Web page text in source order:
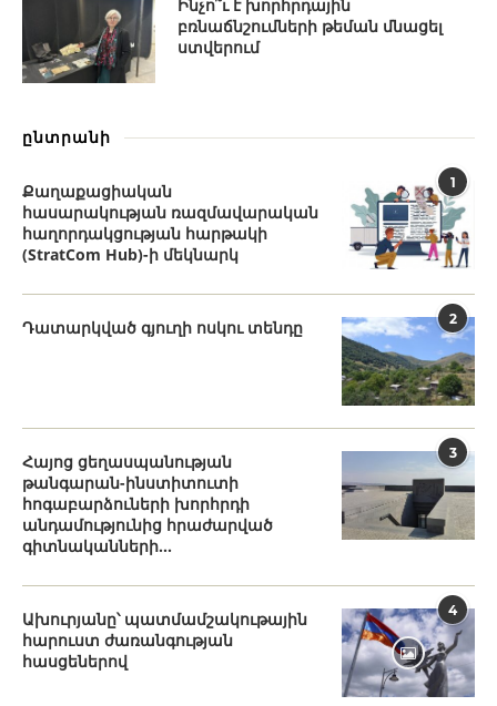
Ինչո՞ւ է խորհրդային
բռնաճնշումների թեման մնացել
ստվերում
ընտրանի
1
Քաղաքացիական
հասարակության ռազմավարական
հաղորդակցության հարթակի
(StratCom Hub)-ի մեկնարկ
2
Դատարկված գյուղի ոսկու տենդը
3
Հայոց ցեղասպանության
թանգարան-ինստիտուտի
հոգաբարձուների խորհրդի
անդամությունից հրաժարված
գիտնականների...
4
Ախուրյանը՝ պատմամշակութային
հարուստ ժառանգության
հասցեներով